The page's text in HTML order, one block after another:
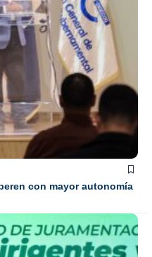
con mayor autonomía